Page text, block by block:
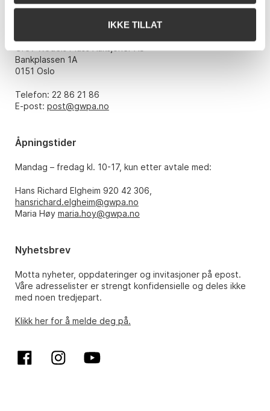
IKKE TILLAT
Bankplassen 1A
0151 Oslo
Telefon: 22 86 21 86
E-post: post@gwpa.no
Åpningstider
Mandag – fredag kl. 10-17, kun etter avtale med:
Hans Richard Elgheim 920 42 306,
hansrichard.elgheim@gwpa.no
Maria Høy maria.hoy@gwpa.no
Nyhetsbrev
Motta nyheter, oppdateringer og invitasjoner på epost.
Våre adresselister er strengt konfidensielle og deles ikke
med noen tredjepart.
Klikk her for å melde deg på.